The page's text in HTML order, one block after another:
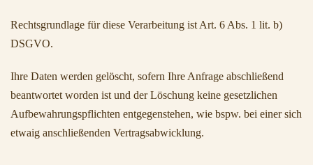
Rechtsgrundlage für diese Verarbeitung ist Art. 6 Abs. 1 lit. b)
DSGVO.
Ihre Daten werden gelöscht, sofern Ihre Anfrage abschließend
beantwortet worden ist und der Löschung keine gesetzlichen
Aufbewahrungspflichten entgegenstehen, wie bspw. bei einer sich
etwaig anschließenden Vertragsabwicklung.